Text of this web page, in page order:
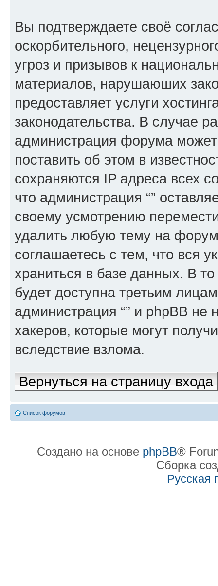
Вы подтверждаете своё
оскорбительного,
угроз и призывов к
материалов, нарушаюших
предоставляет услуги
законодательства. В случае
администрация форума
поставить об этом в
сохраняются IP адреса всех
что администрация “”
своему усмотрению
удалить любую тему на
соглашаетесь с тем, что вся
храниться в базе данных. В
будет доступна третьим
администрация “” и phpBB не
хакеров, которые могут
вследствие взлома.
Вернуться на страницу входа
Список форумов
Создано на основе phpBB®
Сборка
Русская